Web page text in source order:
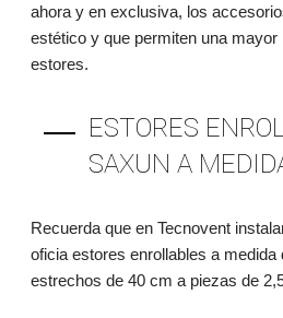
ahora y en exclusiva, los
estético y que permiten una mayor
estores.
ESTORES
SAXUN A
Recuerda que en Tecnovent
oficia estores enrollables a medida
estrechos de 40 cm a piezas de